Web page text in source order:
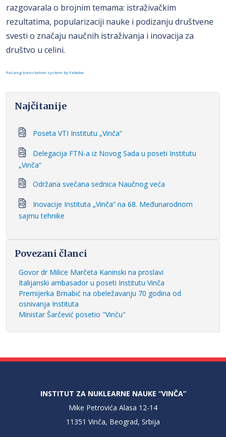
razgovarala o brojnim temama: istraživačkim
rezultatima, popularizaciji nauke i podizanju društvene
svesti o značaju naučnih istraživanja i inovacija za
društvo u celini.
FaLang translation system by Faboba
Najčitanije
Poseta VTI Institutu „Vinča“
Delegacija FTN-a iz Novog Sada u poseti Institutu
„Vinča“
Održana svečana sednica Naučnog veća
Inovacije Instituta „Vinča“ na 68. Međunarodnom
sajmu tehnike
Povezani članci
Govor dr Milice Marčeta Kaninski na proslavi
Italijanski ambasador u poseti Institutu Vinča
Premijerka Brnabić na obeležavanju 70 godina od
osnivanja Instituta
Ministar Šarčević posetio "Vinču"
INSTITUT ZA NUKLEARNE NAUKE “VINČA”
Mike Petrovića Alasa 12-14
11351 Vinča, Beograd, Srbija